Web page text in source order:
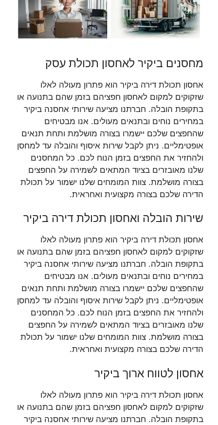
מחסנים ביקיר לאחסון תכולת עסק
אחסון תכולת דירה ביקיר הוא פתרון מעולה לאלו
שזקוקים למקום לאחסון חפציהם בזמן שהם בתנועה או
בתקופת הובלה. חברתנו מציעה שירותי אחסנה ביקיר
במחירים נוחים ובתנאים מעולים. אנו מבטיחים
שהחפצים שלכם יישמרו בצורה מושלמת ותחת תנאים
אופטימליים. ניתן לקבל שירות איסוף והובלה עד למחסן
ולהחזיר את החפצים בזמן הנוח לכם. כל המחסנים
שלנו מאובזרים בציוד המתאים לשמירה על החפצים
בצורה מושלמת. צוות המומחים שלנו ישמור על תכולת
הדירה שלכם בצורה מקצועית ואחראית.
שירות הובלה ואחסון תכולת דירה ביקיר
אחסון תכולת דירה ביקיר הוא פתרון מעולה לאלו
שזקוקים למקום לאחסון חפציהם בזמן שהם בתנועה או
בתקופת הובלה. חברתנו מציעה שירותי אחסנה ביקיר
במחירים נוחים ובתנאים מעולים. אנו מבטיחים
שהחפצים שלכם יישמרו בצורה מושלמת ותחת תנאים
אופטימליים. ניתן לקבל שירות איסוף והובלה עד למחסן
ולהחזיר את החפצים בזמן הנוח לכם. כל המחסנים
שלנו מאובזרים בציוד המתאים לשמירה על החפצים
בצורה מושלמת. צוות המומחים שלנו ישמור על תכולת
הדירה שלכם בצורה מקצועית ואחראית.
אחסון לטווח ארוך ביקיר
אחסון תכולת דירה ביקיר הוא פתרון מעולה לאלו
שזקוקים למקום לאחסון חפציהם בזמן שהם בתנועה או
בתקופת הובלה. חברתנו מציעה שירותי אחסנה ביקיר